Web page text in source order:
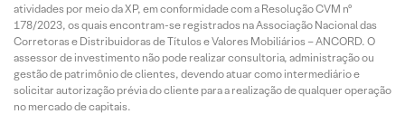
atividades por meio da XP, em conformidade com a Resolução CVM nº
178/2023, os quais encontram-se registrados na Associação Nacional das
Corretoras e Distribuidoras de Títulos e Valores Mobiliários – ANCORD. O
assessor de investimento não pode realizar consultoria, administração ou
gestão de patrimônio de clientes, devendo atuar como intermediário e
solicitar autorização prévia do cliente para a realização de qualquer operação
no mercado de capitais.